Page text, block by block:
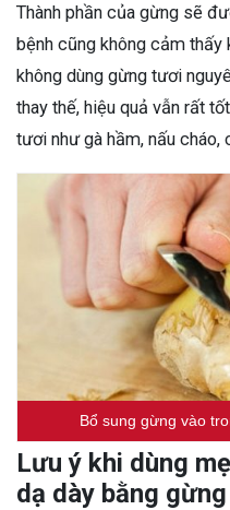
Thành phần của gừng sẽ
bệnh cũng không cảm
không dùng gừng tươi
thay thế, hiệu quả vẫn rất
tươi như gà hầm, nấu cháo,
Bổ sung gừng vào
Lưu ý khi dùng
dạ dày bằng